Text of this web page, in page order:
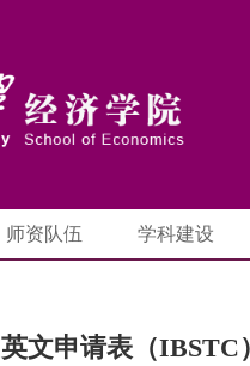
师资队伍 学科建设
英文申请表（IBSTC